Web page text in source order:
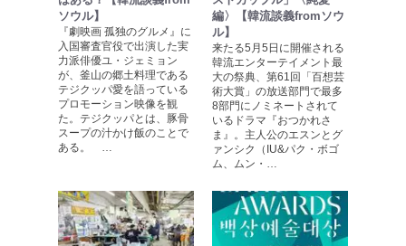
ソウル】
『劇映画 孤独のグルメ』に
入国審査官役で出演した実
力派俳優ユ・ジェミョン
が、釜山の郷土料理である
テジクッパ愛を語っている
プロモーション映像を観
た。テジクッパとは、豚骨
スープの汁かけ飯のことで
ある。 …
編〉【韓流談義fromソウ
ル】
来たる5月5日に開催される
韓流エンターテイメント最
大の祭典、第61回「百想芸
術大賞」の放送部門で最多
8部門にノミネートされて
いるドラマ『おつかれさ
ま』。主人公のエスンとグ
ァンシク（IU&パク・ボゴ
ム、ムン・…